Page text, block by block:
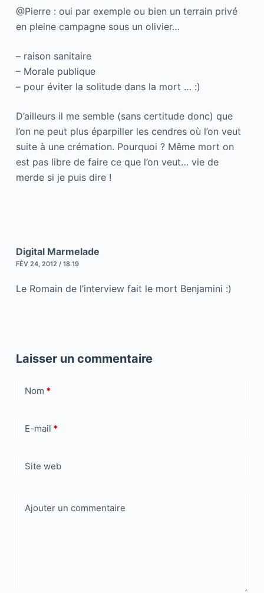
@Pierre : oui par exemple ou bien un terrain privé
en pleine campagne sous un olivier…
– raison sanitaire
– Morale publique
– pour éviter la solitude dans la mort … :)
D’ailleurs il me semble (sans certitude donc) que
l’on ne peut plus éparpiller les cendres où l’on veut
suite à une crémation. Pourquoi ? Même mort on
est pas libre de faire ce que l’on veut… vie de
merde si je puis dire !
Digital Marmelade
FÉV 24, 2012 / 18:19
Le Romain de l’interview fait le mort Benjamini :)
Laisser un commentaire
Nom *
E-mail *
Site web
Ajouter un commentaire